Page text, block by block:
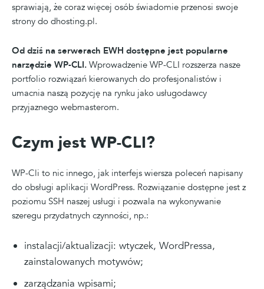
sprawiają, że coraz więcej osób świadomie przenosi swoje
strony do dhosting.pl.
Od dziś na serwerach EWH dostępne jest popularne
narzędzie WP-CLI. Wprowadzenie WP-CLI rozszerza nasze
portfolio rozwiązań kierowanych do profesjonalistów i
umacnia naszą pozycję na rynku jako usługodawcy
przyjaznego webmasterom.
Czym jest WP-CLI?
WP-Cli to nic innego, jak interfejs wiersza poleceń napisany
do obsługi aplikacji WordPress. Rozwiązanie dostępne jest z
poziomu SSH naszej usługi i pozwala na wykonywanie
szeregu przydatnych czynności, np.:
instalacji/aktualizacji: wtyczek, WordPressa,
zainstalowanych motywów;
zarządzania wpisami;